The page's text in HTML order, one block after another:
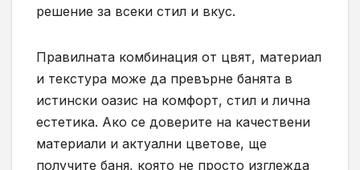
решение за всеки стил и вкус.
Правилната комбинация от цвят, материал
и текстура може да превърне банята в
истински оазис на комфорт, стил и лична
естетика. Ако се доверите на качествени
материали и актуални цветове, ще
получите баня, която не просто изглежда